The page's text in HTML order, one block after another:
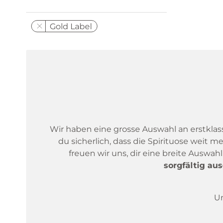
Gold Label
Wir haben eine grosse Auswahl an
du sicherlich, dass die Spirituose weit
freuen wir uns, dir eine breite
sorgfältig